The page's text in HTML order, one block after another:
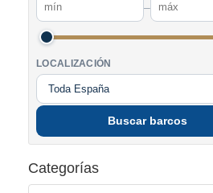
–
LOCALIZACIÓN
Buscar barcos
Categorías